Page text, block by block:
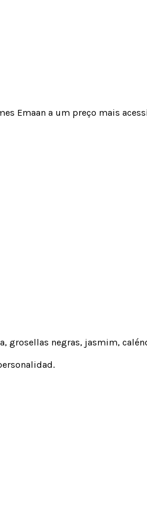
Emaan a um preço mais
grosellas negras, jasmim,